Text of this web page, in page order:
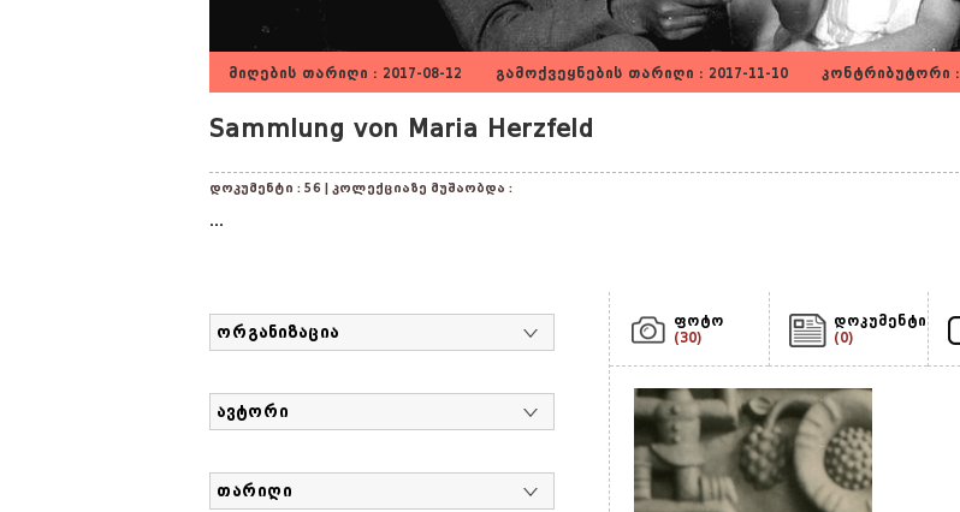
მიღების თარიღი : 2017-08-12 გამოქვეყნების თარიღი : 2017-11-10 კონტრიბუტორი :
Sammlung von Maria Herzfeld
დოკუმენტი : 56 | კოლექციაზე მუშაობდა :
...
ორგანიზაცია
ავტორი
თარიღი
ფოტო
(30)
დოკუმენტი
(0)